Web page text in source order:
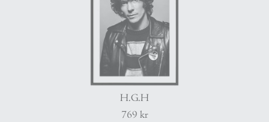
H.G.H
769 kr